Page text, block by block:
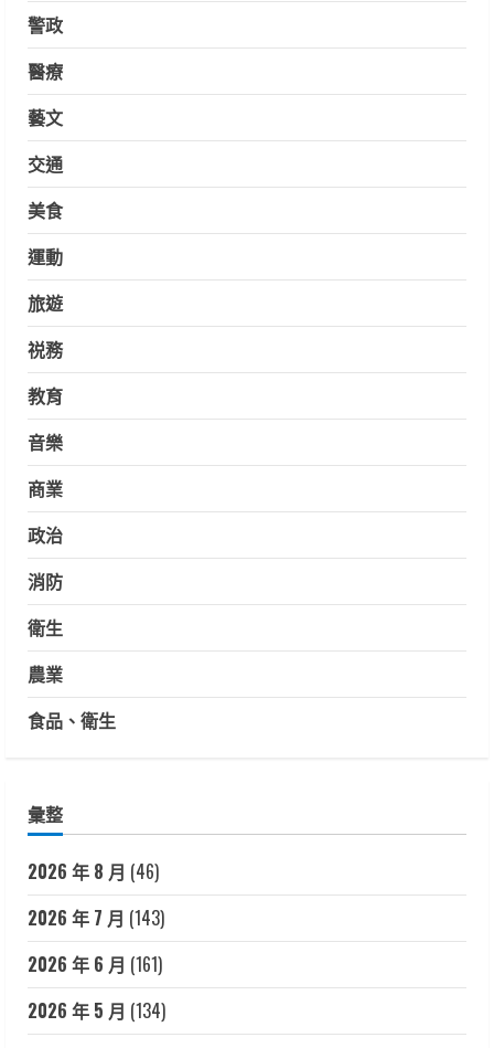
警政
醫療
藝文
交通
美食
運動
旅遊
祱務
教育
音樂
商業
政治
消防
衛生
農業
食品、衛生
彙整
2026 年 8 月 (46)
2026 年 7 月 (143)
2026 年 6 月 (161)
2026 年 5 月 (134)